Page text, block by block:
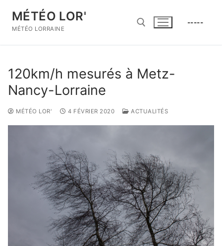
contenu
MÉTÉO LOR'
MÉTÉO LORRAINE
-----
120km/h mesurés à Metz-
Nancy-Lorraine
MÉTÉO LOR' 4 FÉVRIER 2020 ACTUALITÉS